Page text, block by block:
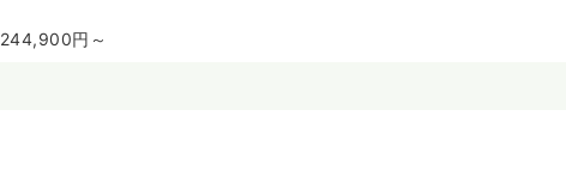
244,900円～